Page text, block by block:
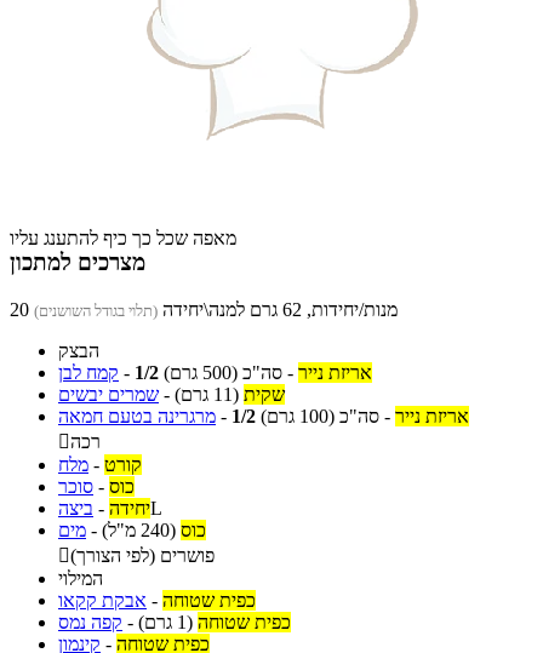
מאפה שכל כך כיף להתענג עליו
מצרכים למתכון
20 מנות/יחידות, 62 גרם למנה\יחידה (תלוי בגודל השושנים)
הבצק
קמח לבן - 1/2 אריזת נייר - סה"כ (500 גרם)
שמרים יבשים - שקית (11 גרם)
מרגרינה בטעם חמאה - 1/2 אריזת נייר - סה"כ (100 גרם)
רכה
מלח - קורט
סוכר - כוס
ביצה - יחידהL
מים - כוס (240 מ"ל)
פושרים (לפי הצורך)
המילוי
אבקת קקאו - כפית שטוחה
קפה נמס - כפית שטוחה (1 גרם)
קינמון - כפית שטוחה